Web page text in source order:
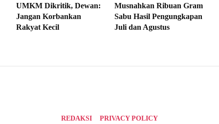
UMKM Dikritik, Dewan:
Jangan Korbankan
Rakyat Kecil
Musnahkan Ribuan Gram
Sabu Hasil Pengungkapan
Juli dan Agustus
REDAKSI
PRIVACY POLICY